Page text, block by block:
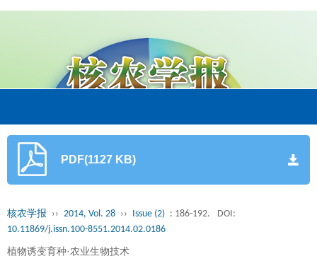
PDF(1127 KB)
核农学报 ›› 2014, Vol. 28 ›› Issue (2) : 186-192.
DOI:
10.11869/j.issn.100-8551.2014.02.0186
植物诱变育种·农业生物技术